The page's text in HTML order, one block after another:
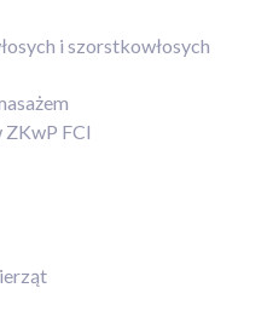
i szorstkowłosych
FCI